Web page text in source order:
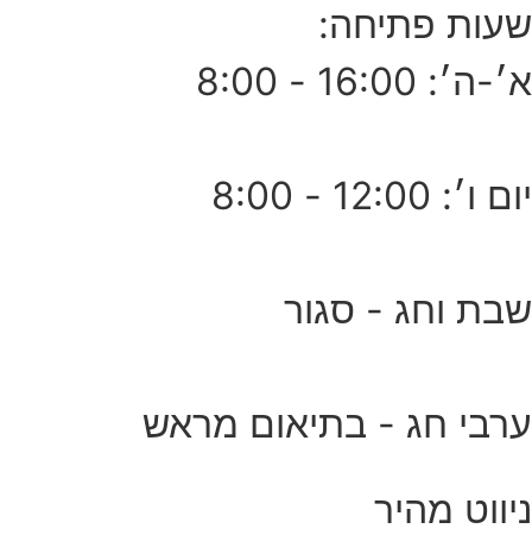
שעות פתיחה:
א׳-ה׳: 16:00 - 8:00
יום ו׳: 12:00 - 8:00
שבת וחג - סגור
ערבי חג - בתיאום מראש
ניווט מהיר